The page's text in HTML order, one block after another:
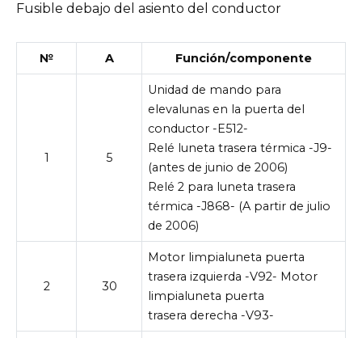
Fusible debajo del asiento del conductor
№ A Función/componente
1 5
Unidad de mando para
elevalunas en la puerta del
conductor -E512-
Relé luneta trasera térmica -J9-
(antes de junio de 2006)
Relé 2 para luneta trasera
térmica -J868- (A partir de julio
de 2006)
2 30
Motor limpialuneta puerta
trasera izquierda -V92- Motor
limpialuneta puerta
trasera derecha -V93-